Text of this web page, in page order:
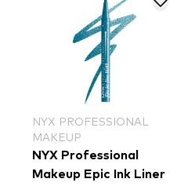
NYX PROFESSIONAL
MAKEUP
NYX Professional
Makeup Epic Ink Liner